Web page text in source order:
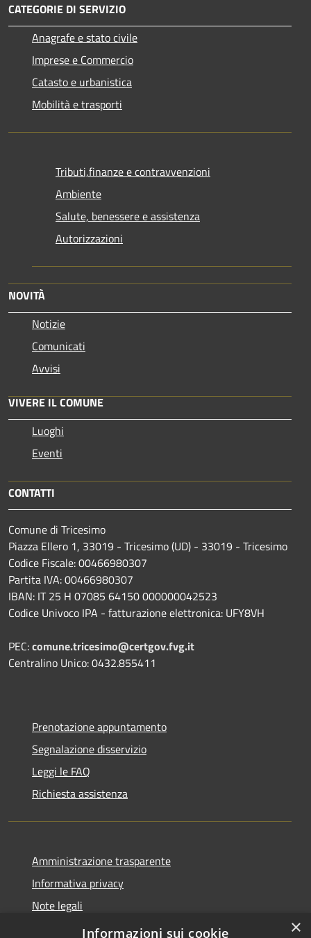
CATEGORIE DI SERVIZIO
Anagrafe e stato civile
Imprese e Commercio
Catasto e urbanistica
Mobilità e trasporti
Tributi,finanze e contravvenzioni
Ambiente
Salute, benessere e assistenza
Autorizzazioni
NOVITÀ
Notizie
Comunicati
Avvisi
VIVERE IL COMUNE
Luoghi
Eventi
CONTATTI
Comune di Tricesimo
Piazza Ellero 1, 33019 - Tricesimo (UD) - 33019 - Tricesimo
Codice Fiscale: 00466980307
Partita IVA: 00466980307
IBAN: IT 25 H 07085 64150 000000042523
Codice Univoco IPA - fatturazione elettronica: UFY8VH
PEC:comune.tricesimo@certgov.fvg.it
Centralino Unico: 0432.855411
Prenotazione appuntamento
Segnalazione disservizio
Leggi le FAQ
Richiesta assistenza
Amministrazione trasparente
Informativa privacy
Note legali
Dichiarazione di accessibilità
×
Informazioni sui cookie